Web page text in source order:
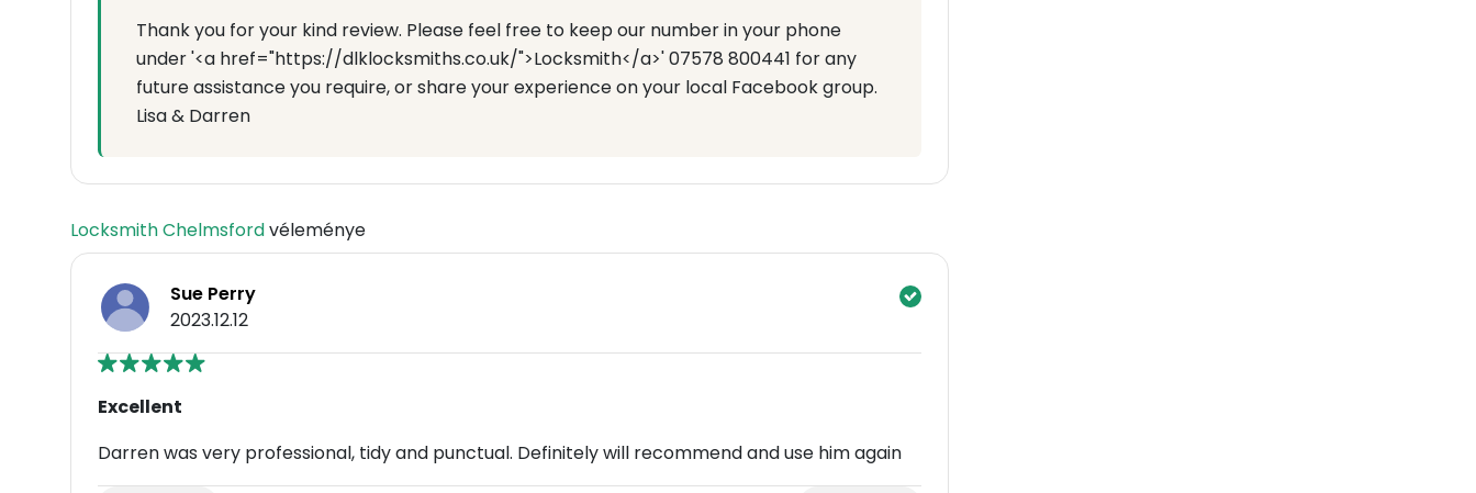
Thank you for your kind review. Please feel free to keep our number in your phone
under '<a href="https://dlklocksmiths.co.uk/">Locksmith</a>' 07578 800441 for any
future assistance you require, or share your experience on your local Facebook group.
Lisa & Darren
Locksmith Chelmsfordvéleménye
Sue Perry
2023.12.12
Excellent
Darren was very professional, tidy and punctual. Definitely will recommend and use him again